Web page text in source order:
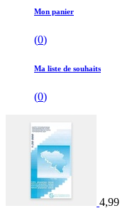
Mon panier
(0)
Ma liste de souhaits
(0)
4,99